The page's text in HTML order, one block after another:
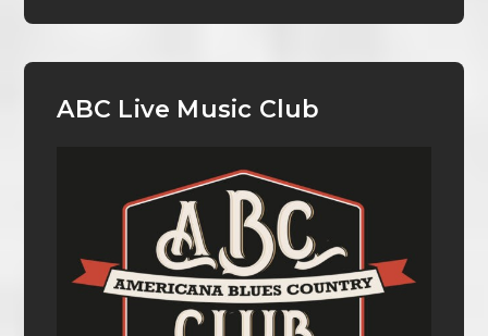
ABC Live Music Club